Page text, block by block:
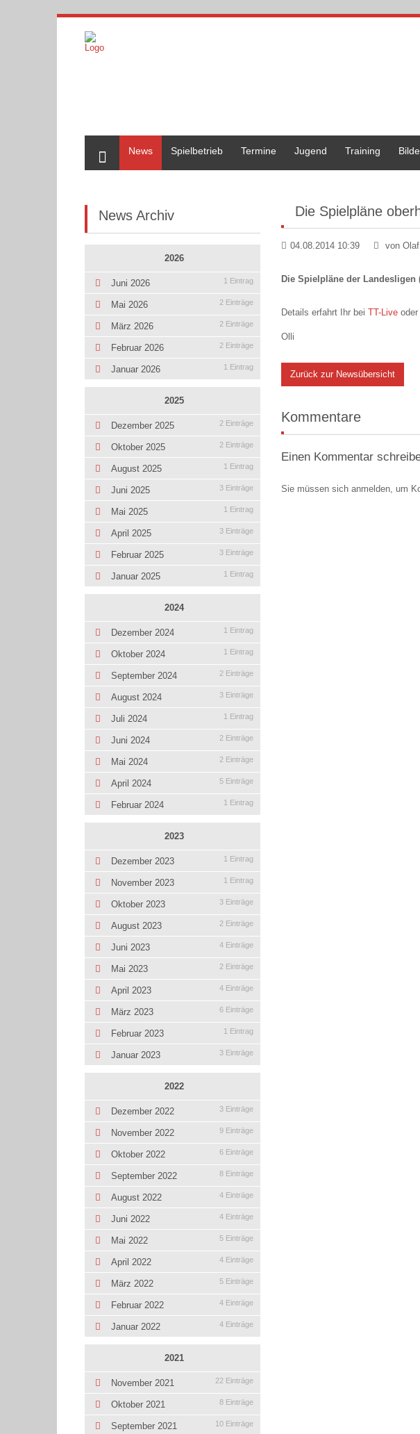
News
Spielbetrieb Termine Jugend Training
Die Spielpläne
04.08.2014 10:39 von
Die Spielpläne der
Details erfahrt Ihr beiTT-Live
Olli
Zurück zur Newsübersicht
Kommentare
Einen Kommentar
Sie müssen sich anmelden, um
News Archiv
2026
Juni 2026 1 Eintrag
Mai 2026 2 Einträge
März 2026 2 Einträge
Februar 2026 2 Einträge
Januar 2026 1 Eintrag
2025
Dezember 2025 2 Einträge
Oktober 2025 2 Einträge
August 2025 1 Eintrag
Juni 2025 3 Einträge
Mai 2025 1 Eintrag
April 2025 3 Einträge
Februar 2025 3 Einträge
Januar 2025 1 Eintrag
2024
Dezember 2024 1 Eintrag
Oktober 2024 1 Eintrag
September 2024 2 Einträge
August 2024 3 Einträge
Juli 2024 1 Eintrag
Juni 2024 2 Einträge
Mai 2024 2 Einträge
April 2024 5 Einträge
Februar 2024 1 Eintrag
2023
Dezember 2023 1 Eintrag
November 2023 1 Eintrag
Oktober 2023 3 Einträge
August 2023 2 Einträge
Juni 2023 4 Einträge
Mai 2023 2 Einträge
April 2023 4 Einträge
März 2023 6 Einträge
Februar 2023 1 Eintrag
Januar 2023 3 Einträge
2022
Dezember 2022 3 Einträge
November 2022 9 Einträge
Oktober 2022 6 Einträge
September 2022 8 Einträge
August 2022 4 Einträge
Juni 2022 4 Einträge
Mai 2022 5 Einträge
April 2022 4 Einträge
März 2022 5 Einträge
Februar 2022 4 Einträge
Januar 2022 4 Einträge
2021
November 2021 22 Einträge
Oktober 2021 8 Einträge
September 2021 10 Einträge